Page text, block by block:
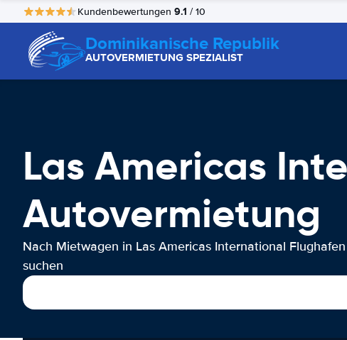
Kundenbewertungen 9.1 / 10
Dominikanische Republik
AUTOVERMIETUNG SPEZIALIST
Las Americas
Autovermietung
Nach Mietwagen in Las Americas International Flughafen
suchen